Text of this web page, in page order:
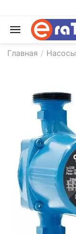
Главная / Насосы